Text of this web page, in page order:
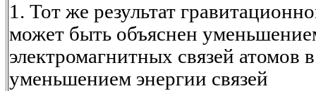
1. Тот же результат
может быть объяснен
электромагнитных связей атомов
уменьшением энергии связей